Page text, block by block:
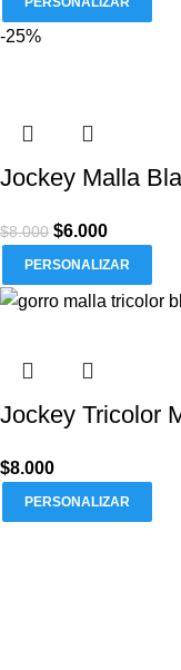
-25%
Jockey Malla
$8.000 $6.000
PERSONALIZAR
Jockey Tricolor
$8.000
PERSONALIZAR